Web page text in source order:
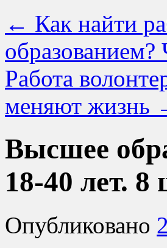
← Как найти
Работа
меняют жизнь
Высшее
18-40 лет. 8
Опубликовано